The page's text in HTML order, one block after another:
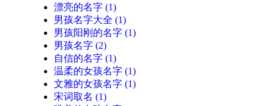
漂亮的名字 (1)
男孩名字大全 (1)
男孩阳刚的名字 (1)
男孩名字 (2)
自信的名字 (1)
温柔的女孩名字 (1)
文雅的女孩名字 (1)
宋词取名 (1)